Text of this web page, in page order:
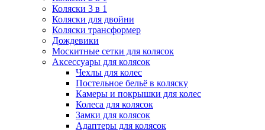
Коляски 3 в 1
Коляски для двойни
Коляски трансформер
Дождевики
Москитные сетки для колясок
Аксессуары для колясок
Чехлы для колес
Постельное бельё в коляску
Камеры и покрышки для колес
Колеса для колясок
Замки для колясок
Адаптеры для колясок